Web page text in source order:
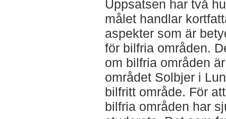
Uppsatsen har två
målet handlar
aspekter som är
för bilfria områden.
om bilfria områden
området Solbjer i
bilfritt område. För
bilfria områden har